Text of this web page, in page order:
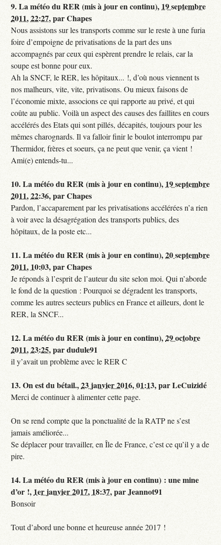
9.La météo du RER (mis à jour en continu), 19 septembre
2011, 22:27,parChapes
Nous assistons sur les transports comme sur le reste à une furia
foire d’empoigne de privatisations de la part des uns
accompagnés par ceux qui espèrent prendre le relais, car la
soupe est bonne pour eux.
Ah la SNCF, le RER, les hôpitaux... !, d’où nous viennent ts
nos malheurs, vite, vite, privatisons. Ou mieux faisons de
l’économie mixte, associons ce qui rapporte au privé, et qui
coûte au public. Voilà un aspect des causes des faillites en cours
accélérés des Etats qui sont pillés, décapités, toujours pour les
mêmes charognards. Il va falloir finir le boulot interrompu par
Thermidor, frères et soeurs, ça ne peut que venir, ça vient !
Ami(e) entends-tu...
10.La météo du RER (mis à jour en continu), 19 septembre
2011, 22:36,parChapes
Pardon, l’accaparement par les privatisations accélérées n’a rien
à voir avec la désagrégation des transports publics, des
hôpitaux, de la poste etc...
11.La météo du RER (mis à jour en continu),20 septembre
2011, 10:03,parChapes
Je réponds à l’esprit de l’auteur du site selon moi. Qui n’aborde
le fond de la question : Pourquoi se dégradent les transports,
comme les autres secteurs publics en France et ailleurs, dont le
RER, la SNCF...
12.La météo du RER (mis à jour en continu),29 octobre
2011, 23:25,pardudule91
il y’avait un problème avec le RER C
13.On est du bétail.,23 janvier 2016, 01:13,parLeCuizidé
Merci de continuer à alimenter cette page.
On se rend compte que la ponctualité de la RATP ne s’est
jamais améliorée...
Se déplacer pour travailler, en Île de France, c’est ce qu’il y a de
pire.
14.La météo du RER (mis à jour en continu) : une mine
d’or !, 1er janvier 2017, 18:37,parJeannot91
Bonsoir
Tout d’abord une bonne et heureuse année 2017 !